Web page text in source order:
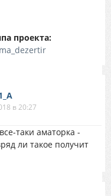
проекта:
в 20:27
таки аматорка -
ли такое получит